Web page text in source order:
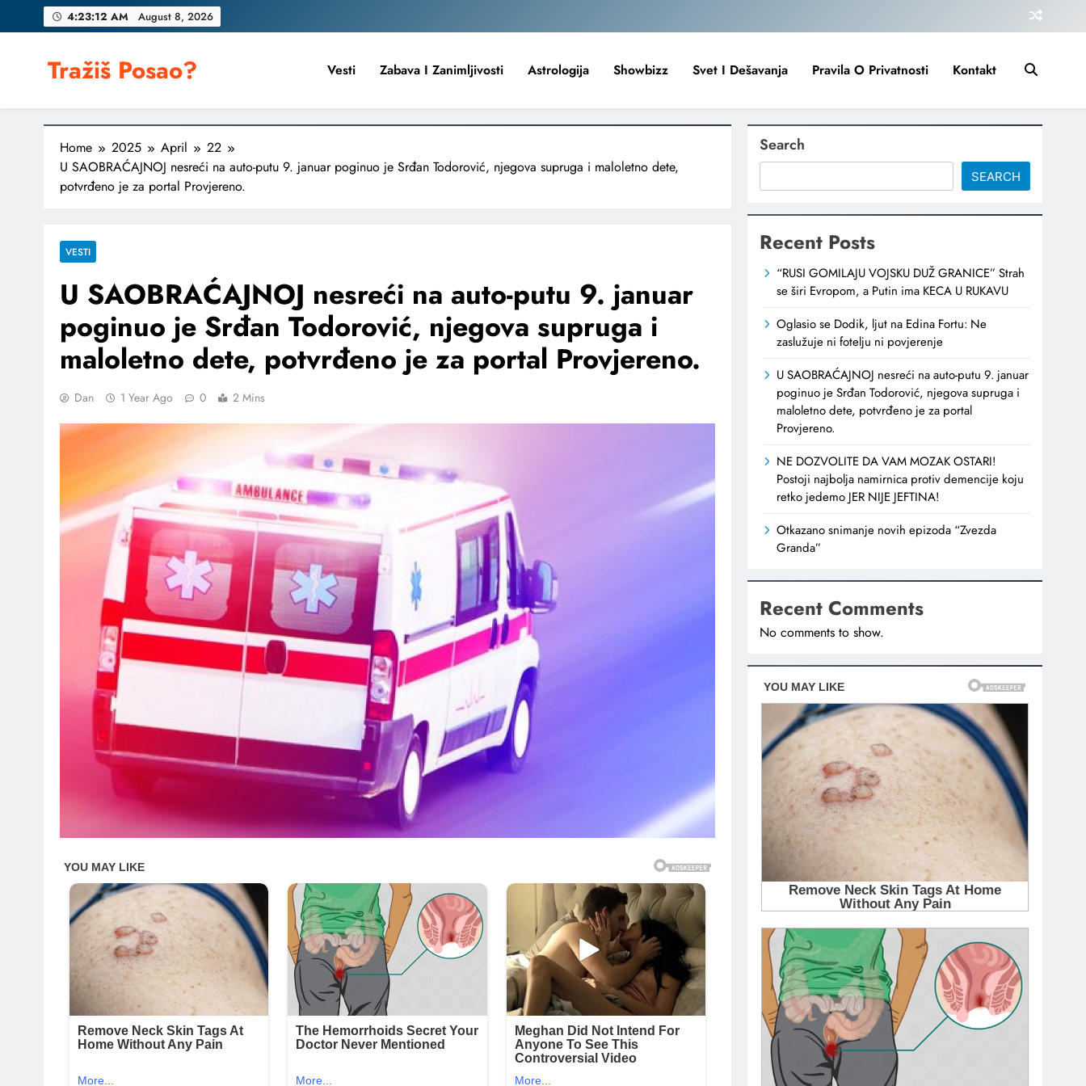
to
4:23:14 AM August 8, 2026
Tražiš Posao? Vesti Zabava I Zanimljivosti Astrologija Showbizz Svet I Dešavanja Pravila O Privatnosti Kontakt
Home 2025 April
22
U SAOBRAĆAJNOJ nesreći na auto-putu 9. januar poginuo je Srđan Todorović, njegova supruga i maloletno dete,
potvrđeno je za portal Provjereno.
VESTI
U SAOBRAĆAJNOJ nesreći na auto-putu 9. januar
poginuo je Srđan Todorović, njegova supruga i
maloletno dete, potvrđeno je za portal Provjereno.
Dan 1 Year Ago 0 2 Mins
Search
SEARCH
Recent Posts
“RUSI GOMILAJU VOJSKU DUŽ GRANICE” Strah
se širi Evropom, a Putin ima KECA U RUKAVU
Oglasio se Dodik, ljut na Edina Fortu: Ne
zaslužuje ni fotelju ni povjerenje
U SAOBRAĆAJNOJ nesreći na auto-putu 9. januar
poginuo je Srđan Todorović, njegova supruga i
maloletno dete, potvrđeno je za portal
Provjereno.
NE DOZVOLITE DA VAM MOZAK OSTARI!
Postoji najbolja namirnica protiv demencije koju
retko jedemo JER NIJE JEFTINA!
Otkazano snimanje novih epizoda “Zvezda
Granda”
Recent Comments
No comments to show.